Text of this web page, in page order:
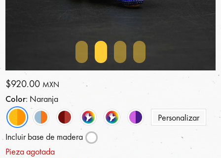
$920.00 MXN
Color: Naranja
Personalizar
Incluir base de madera
Pieza agotada